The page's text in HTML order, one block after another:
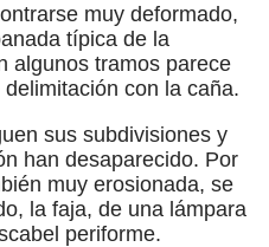
muy deformado,
típica de la
algunos tramos parece
con la caña.
sus subdivisiones y
han desaparecido. Por
muy erosionada, se
la faja, de una lámpara
periforme.